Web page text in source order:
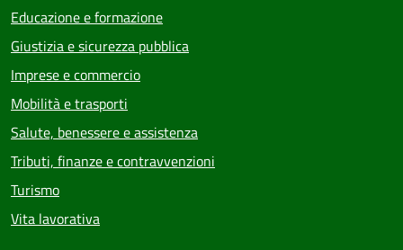
Educazione e formazione
Giustizia e sicurezza pubblica
Imprese e commercio
Mobilità e trasporti
Salute, benessere e assistenza
Tributi, finanze e contravvenzioni
Turismo
Vita lavorativa